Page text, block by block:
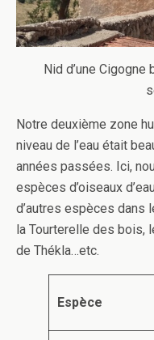
Nid d’une
Notre deuxième zone
niveau de l’eau était
années passées. Ici,
espèces d’oiseaux
d’autres espèces dans
la Tourterelle des bois,
de Thékla…etc.
Espèce